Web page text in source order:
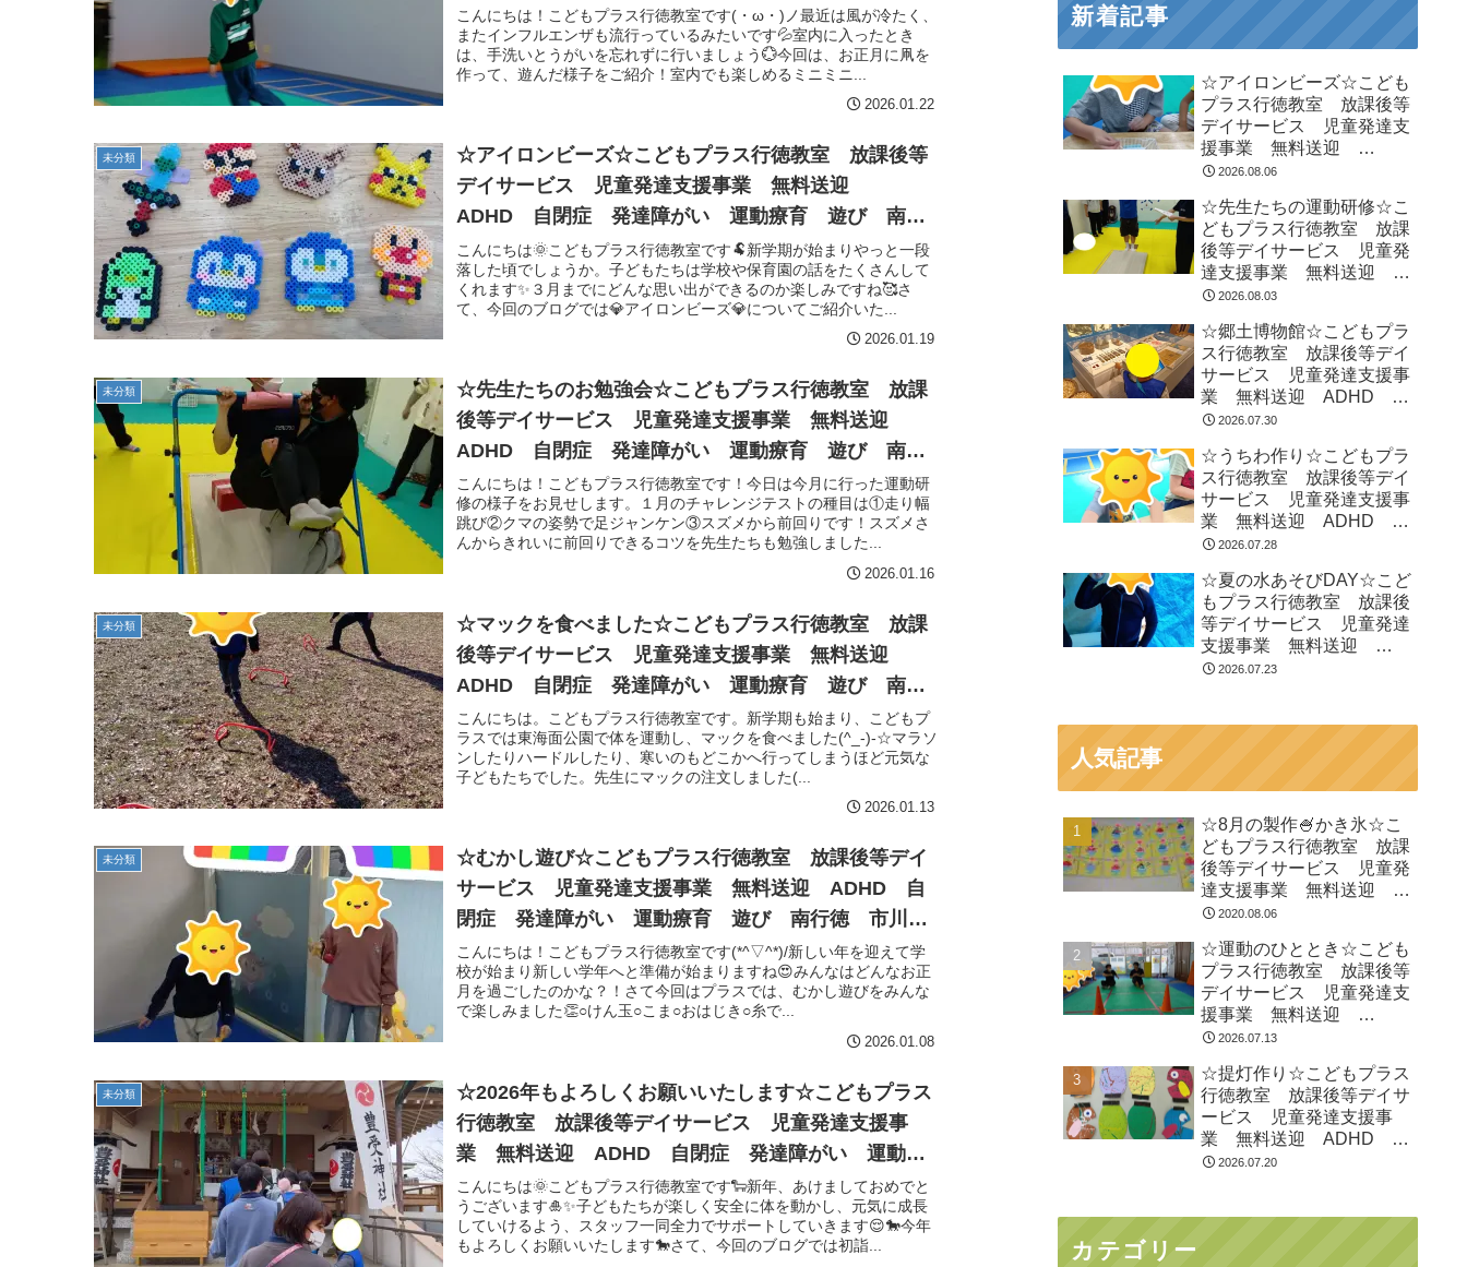
徳 市川市 浦安市
こんにちは！こどもプラス行徳教室です(・ω・)ノ最近は風が冷たく、
またインフルエンザも流行っているみたいです💦室内に入ったとき
は、手洗いとうがいを忘れずに行いましょう💮今回は、お正月に凧を
作って、遊んだ様子をご紹介！室内でも楽しめるミニミニ...
2026.01.22
未分類
☆アイロンビーズ☆こどもプラス行徳教室 放課後等
デイサービス 児童発達支援事業 無料送迎
ADHD 自閉症 発達障がい 運動療育 遊び 南行
徳 市川市 浦安市
こんにちは🌞こどもプラス行徳教室です🐏新学期が始まりやっと一段
落した頃でしょうか。子どもたちは学校や保育園の話をたくさんして
くれます✨３月までにどんな思い出ができるのか楽しみですね🥰さ
て、今回のブログでは💎アイロンビーズ💎についてご紹介いた...
2026.01.19
未分類
☆先生たちのお勉強会☆こどもプラス行徳教室 放課
後等デイサービス 児童発達支援事業 無料送迎
ADHD 自閉症 発達障がい 運動療育 遊び 南行
徳 市川市 浦安市
こんにちは！こどもプラス行徳教室です！今日は今月に行った運動研
修の様子をお見せします。１月のチャレンジテストの種目は①走り幅
跳び②クマの姿勢で足ジャンケン③スズメから前回りです！スズメさ
んからきれいに前回りできるコツを先生たちも勉強しました...
2026.01.16
未分類
☆マックを食べました☆こどもプラス行徳教室 放課
後等デイサービス 児童発達支援事業 無料送迎
ADHD 自閉症 発達障がい 運動療育 遊び 南行
徳 市川市 浦安市
こんにちは。こどもプラス行徳教室です。新学期も始まり、こどもプ
ラスでは東海面公園で体を運動し、マックを食べました(^_-)-☆マラソ
ンしたりハードルしたり、寒いのもどこかへ行ってしまうほど元気な
子どもたちでした。先生にマックの注文しました(...
2026.01.13
未分類
☆むかし遊び☆こどもプラス行徳教室 放課後等デイ
サービス 児童発達支援事業 無料送迎 ADHD 自
閉症 発達障がい 運動療育 遊び 南行徳 市川
市 浦安市
こんにちは！こどもプラス行徳教室です(*^▽^*)/新しい年を迎えて学
校が始まり新しい学年へと準備が始まりますね😍みんなはどんなお正
月を過ごしたのかな？！さて今回はプラスでは、むかし遊びをみんな
で楽しみました👏○けん玉○こま○おはじき○糸で...
2026.01.08
未分類
☆2026年もよろしくお願いいたします☆こどもプラス
行徳教室 放課後等デイサービス 児童発達支援事
業 無料送迎 ADHD 自閉症 発達障がい 運動療
育 遊び 南行徳 市川市 浦安市
こんにちは🌞こどもプラス行徳教室です🐑新年、あけましておめでと
うございます🎍✨子どもたちが楽しく安全に体を動かし、元気に成長
していけるよう、スタッフ一同全力でサポートしていきます😌🐎今年
もよろしくお願いいたします🐎さて、今回のブログでは初詣...
新着記事
☆アイロンビーズ☆こども
プラス行徳教室 放課後等
デイサービス 児童発達支
援事業 無料送迎
ADHD 自閉症 発達障が
徳 市川市 浦安市
2026.08.06
☆先生たちの運動研修☆こ
どもプラス行徳教室 放課
後等デイサービス 児童発
達支援事業 無料送迎
ADHD 自閉症 発達障が
徳 市川市 浦安市
2026.08.03
☆郷土博物館☆こどもプラ
ス行徳教室 放課後等デイ
サービス 児童発達支援事
業 無料送迎 ADHD 自
閉症 発達障がい 運動療
市 浦安市
2026.07.30
☆うちわ作り☆こどもプラ
ス行徳教室 放課後等デイ
サービス 児童発達支援事
業 無料送迎 ADHD 自
閉症 発達障がい 運動療
市 浦安市
2026.07.28
☆夏の水あそびDAY☆こど
もプラス行徳教室 放課後
等デイサービス 児童発達
支援事業 無料送迎
ADHD 自閉症 発達障が
2026.07.23
人気記事
☆8月の製作🍧かき氷☆こ
どもプラス行徳教室 放課
後等デイサービス 児童発
達支援事業 無料送迎
ADHD 自閉症 発達障が
徳 市川市 浦安市
2020.08.06
☆運動のひととき☆こども
プラス行徳教室 放課後等
デイサービス 児童発達支
援事業 無料送迎
ADHD 自閉症 発達障が
徳 市川市 浦安市
2026.07.13
☆提灯作り☆こどもプラス
行徳教室 放課後等デイサ
ービス 児童発達支援事
業 無料送迎 ADHD 自
閉症 発達障がい 運動療
2026.07.20
カテゴリー